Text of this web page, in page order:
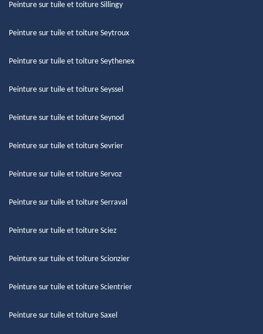
Peinture sur tuile et toiture Sillingy
Peinture sur tuile et toiture Seytroux
Peinture sur tuile et toiture Seythenex
Peinture sur tuile et toiture Seyssel
Peinture sur tuile et toiture Seynod
Peinture sur tuile et toiture Sevrier
Peinture sur tuile et toiture Servoz
Peinture sur tuile et toiture Serraval
Peinture sur tuile et toiture Sciez
Peinture sur tuile et toiture Scionzier
Peinture sur tuile et toiture Scientrier
Peinture sur tuile et toiture Saxel